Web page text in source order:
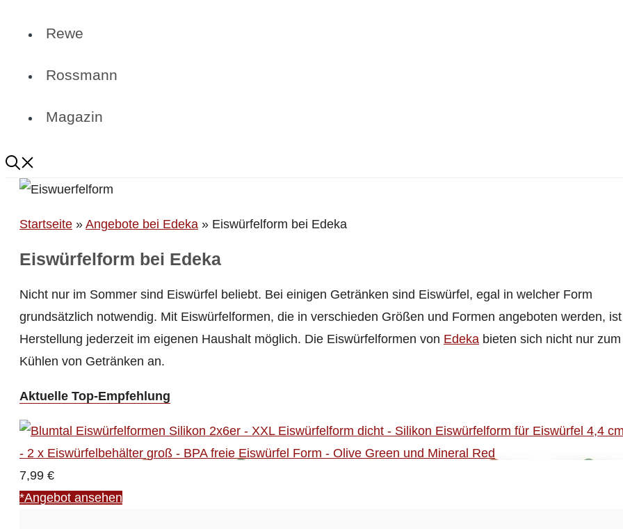
Rewe
Rossmann
Magazin
Startseite » Angebote bei Edeka » Eiswürfelform bei Edeka
Eiswürfelform bei Edeka
Nicht nur im Sommer sind Eiswürfel beliebt. Bei einigen Getränken sind Eiswürfel, egal in welcher Form
grundsätzlich notwendig. Mit Eiswürfelformen, die in verschieden Größen und Formen angeboten werden,
Herstellung jederzeit im eigenen Haushalt möglich. Die Eiswürfelformen von Edeka bieten sich nicht nur zum
Kühlen von Getränken an.
Aktuelle Top-Empfehlung
7,99 €
*Angebot ansehen